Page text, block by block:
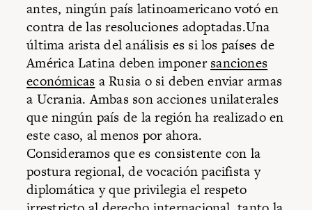
antes, ningún país latinoamericano votó en
contra de las resoluciones adoptadas.Una
última arista del análisis es si los países de
América Latina deben imponersanciones
económicas a Rusia o si deben enviar armas
a Ucrania. Ambas son acciones unilaterales
que ningún país de la región ha realizado en
este caso, al menos por ahora.
Consideramos que es consistente con la
postura regional, de vocación pacifista y
diplomática y que privilegia el respeto